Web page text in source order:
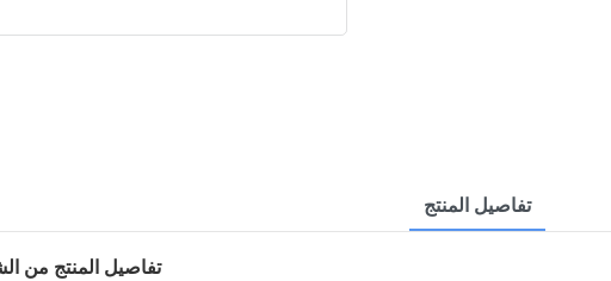
تفاصيل المنتج
تفاصيل المنتج من